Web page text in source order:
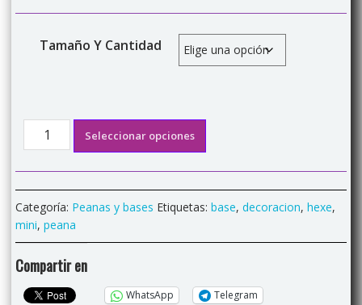
Tamaño Y Cantidad
Peanas
hexagonales
Seleccionar opciones
Categoría: Peanas y bases Etiquetas: base, decoracion, hexe,
mini, peana
Compartir en
WhatsApp Telegram